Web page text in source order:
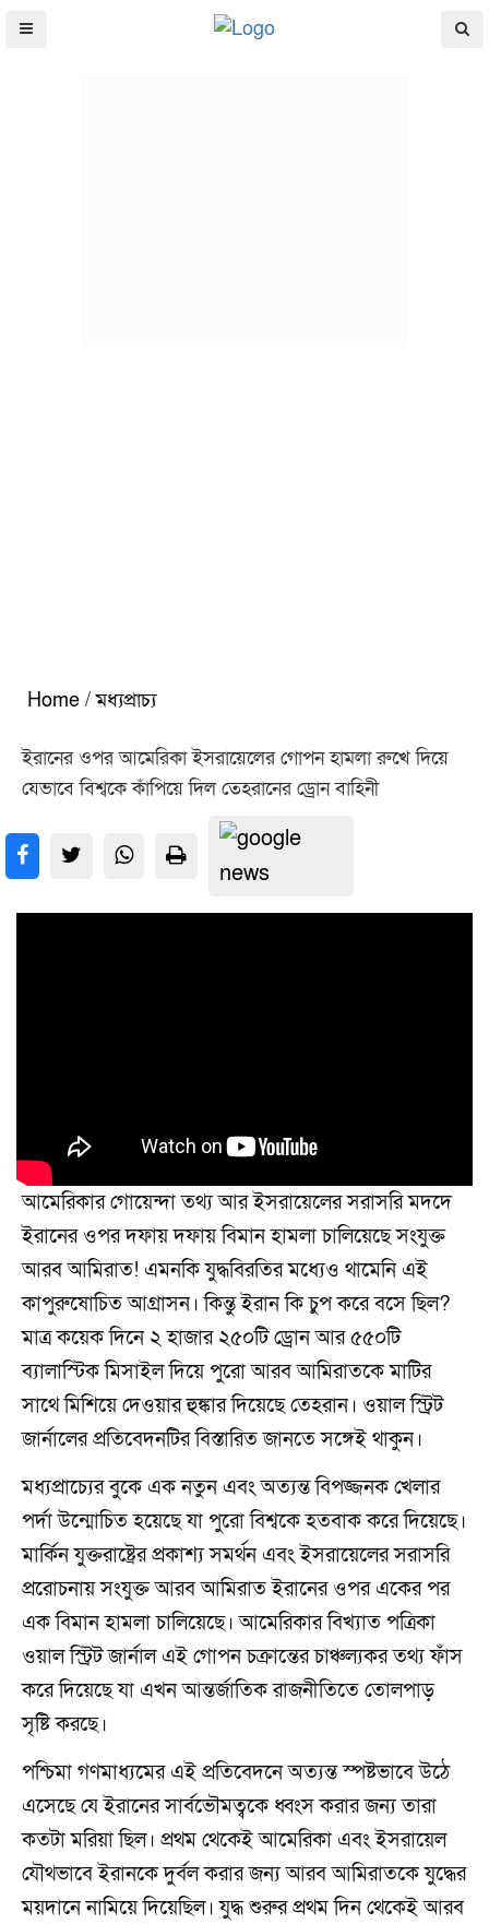
Home / মধ্যপ্রাচ্য
ইরানের ওপর আমেরিকা ইসরায়েলের গোপন হামলা রুখে দিয়ে
যেভাবে বিশ্বকে কাঁপিয়ে দিল তেহরানের ড্রোন বাহিনী
আমেরিকার গোয়েন্দা তথ্য আর ইসরায়েলের সরাসরি মদদে
ইরানের ওপর দফায় দফায় বিমান হামলা চালিয়েছে সংযুক্ত
আরব আমিরাত! এমনকি যুদ্ধবিরতির মধ্যেও থামেনি এই
কাপুরুষোচিত আগ্রাসন। কিন্তু ইরান কি চুপ করে বসে ছিল?
মাত্র কয়েক দিনে ২ হাজার ২৫০টি ড্রোন আর ৫৫০টি
ব্যালাস্টিক মিসাইল দিয়ে পুরো আরব আমিরাতকে মাটির
সাথে মিশিয়ে দেওয়ার হুঙ্কার দিয়েছে তেহরান। ওয়াল স্ট্রিট
জার্নালের প্রতিবেদনটির বিস্তারিত জানতে সঙ্গেই থাকুন।
মধ্যপ্রাচ্যের বুকে এক নতুন এবং অত্যন্ত বিপজ্জনক খেলার
পর্দা উন্মোচিত হয়েছে যা পুরো বিশ্বকে হতবাক করে দিয়েছে।
মার্কিন যুক্তরাষ্ট্রের প্রকাশ্য সমর্থন এবং ইসরায়েলের সরাসরি
প্ররোচনায় সংযুক্ত আরব আমিরাত ইরানের ওপর একের পর
এক বিমান হামলা চালিয়েছে। আমেরিকার বিখ্যাত পত্রিকা
ওয়াল স্ট্রিট জার্নাল এই গোপন চক্রান্তের চাঞ্চল্যকর তথ্য ফাঁস
করে দিয়েছে যা এখন আন্তর্জাতিক রাজনীতিতে তোলপাড়
সৃষ্টি করছে।
পশ্চিমা গণমাধ্যমের এই প্রতিবেদনে অত্যন্ত স্পষ্টভাবে উঠে
এসেছে যে ইরানের সার্বভৌমত্বকে ধ্বংস করার জন্য তারা
কতটা মরিয়া ছিল। প্রথম থেকেই আমেরিকা এবং ইসরায়েল
যৌথভাবে ইরানকে দুর্বল করার জন্য আরব আমিরাতকে যুদ্ধের
ময়দানে নামিয়ে দিয়েছিল। যুদ্ধ শুরুর প্রথম দিন থেকেই আরব